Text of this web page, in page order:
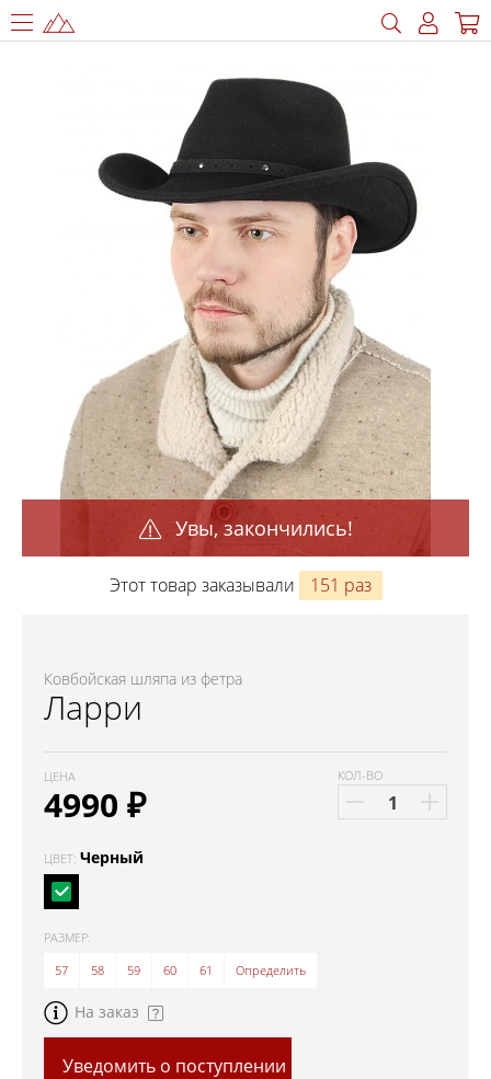
Увы, закончились!
Этот товар заказывали 151 раз
Ковбойская шляпа из фетра
Ларри
ЦЕНА
4990 ₽
КОЛ-ВО
ЦВЕТ: Черный
РАЗМЕР:
57
58 59 60 61 Определить
На заказ
Уведомить о поступлении